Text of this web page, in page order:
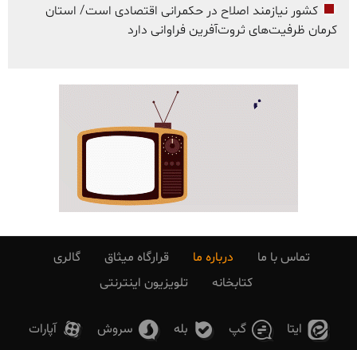
کشور نیازمند اصلاح در حکمرانی اقتصادی است/ استان
کرمان ظرفیت‌های ثروت‌آفرین فراوانی دارد
تماس با ما درباره ما قرارگاه میثاق
گالری
کتابخانه
تلویزیون اینترنتی
ایتا گپ بله سروش آپارات